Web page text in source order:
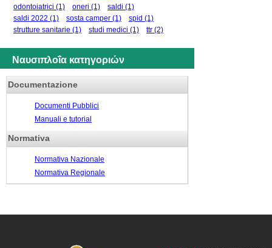
odontoiatrici (1) oneri (1) saldi (1)
saldi 2022 (1) sosta camper (1) spid (1)
strutture sanitarie (1) studi medici (1) ttr (2)
Ναυσιπλοΐα κατηγοριών
Documentazione
Documenti Pubblici
Manuali e tutorial
Normativa
Normativa Nazionale
Normativa Regionale